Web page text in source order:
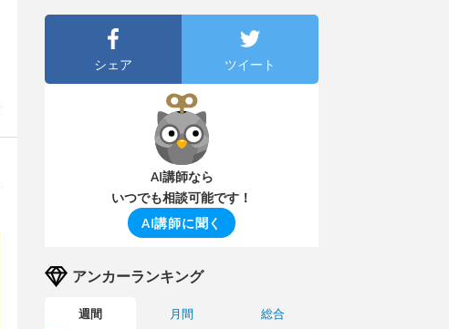
シェア ツイート
AI講師なら
いつでも相談可能です！
AI講師に聞く
アンカーランキング
週間 月間 総合